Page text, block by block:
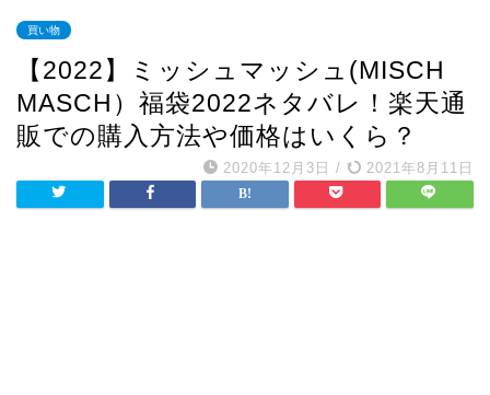
買い物
【2022】ミッシュマッシュ(MISCH
MASCH）福袋2022ネタバレ！楽天通
販での購入方法や価格はいくら？
2020年12月3日 / 2021年8月11日